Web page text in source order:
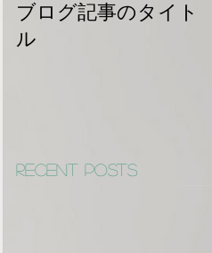
ブログ記事のタイト
ル
Recent Posts